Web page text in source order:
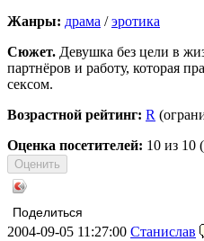
Жанры: драма /эротика
Сюжет. Девушка без цели в
партнёров и работу, которая
сексом.
Возрастной рейтинг: R
Оценка посетителей: 10 из 10
Поделиться
2004-09-05 11:27:00 Станислав